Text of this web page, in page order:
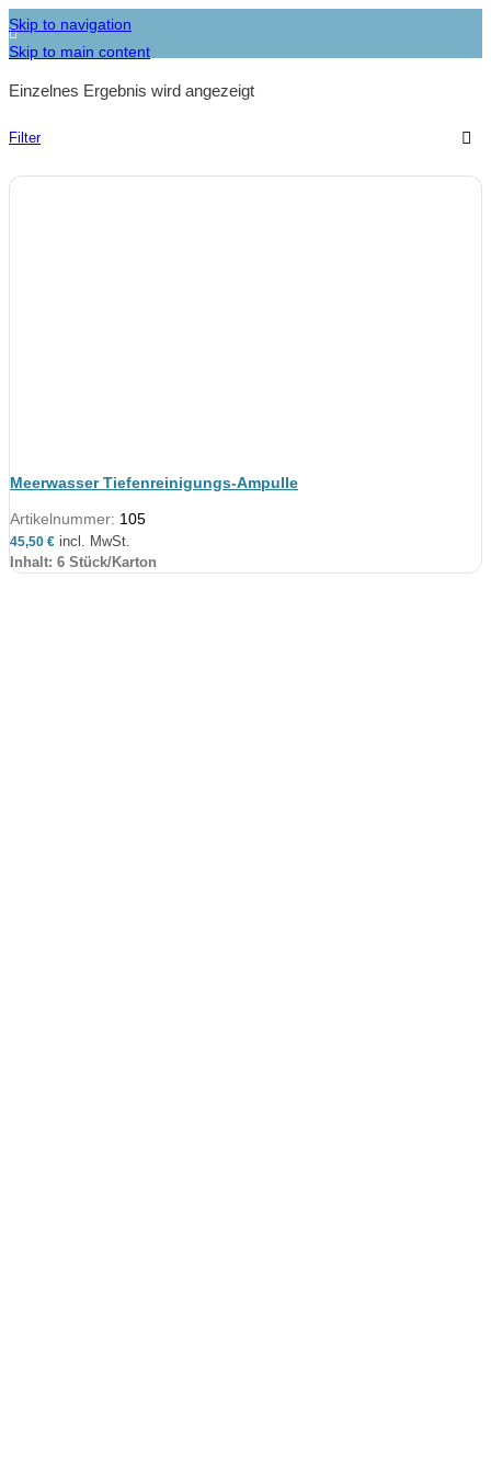
Skip to navigation
Skip to main content
Einzelnes Ergebnis wird angezeigt
Filter
Meerwasser Tiefenreinigungs-Ampulle
Artikelnummer: 105
45,50 € incl. MwSt.
Inhalt: 6 Stück/Karton